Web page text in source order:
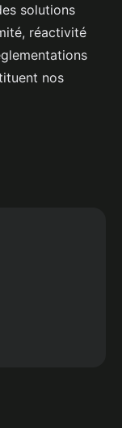
solutions
réactivité
nos